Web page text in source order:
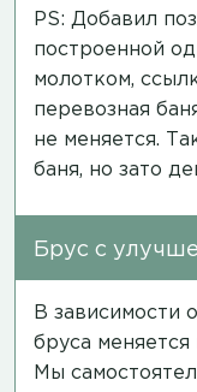
PS: Добавил
построенной
молотком,
перевозная
не меняется.
баня, но зато
Брус с
В зависимости
бруса меняется
Мы